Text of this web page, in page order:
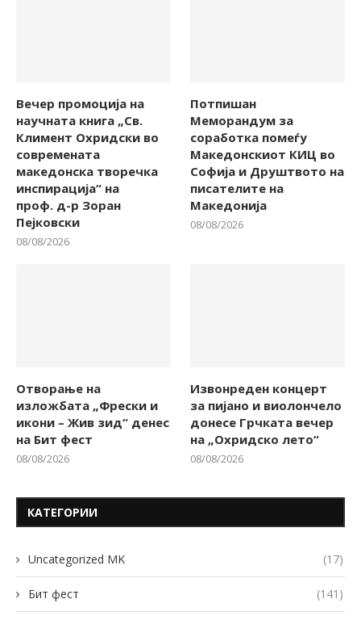
Вечер промоција на
научната книга „Св.
Климент Охридски во
современата
македонска творечка
инспирација“ на
проф. д-р Зоран
Пејковски
08/08/2026
Потпишан
Меморандум за
соработка помеѓу
Македонскиот КИЦ во
Софија и Друштвото на
писателите на
Македонија
08/08/2026
Отворање на
изложбата „Фрески и
икони – Жив зид“ денес
на Бит фест
08/08/2026
Извонреден концерт
за пијано и виолончело
донесе Грчката вечер
на „Охридско лето“
08/08/2026
КАТЕГОРИИ
Uncategorized MK (17)
Бит фест (141)